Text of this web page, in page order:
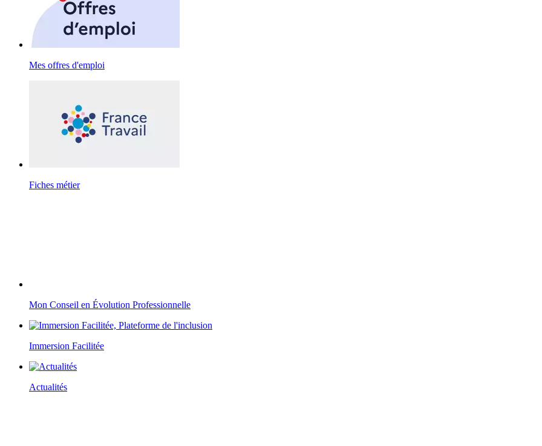
Mes offres d'emploi
Fiches métier
Mon Conseil en Évolution Professionnelle
Immersion Facilitée
Actualités